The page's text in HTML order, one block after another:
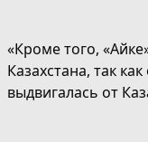
«Кроме того,
Казахстана, так
выдвигалась от